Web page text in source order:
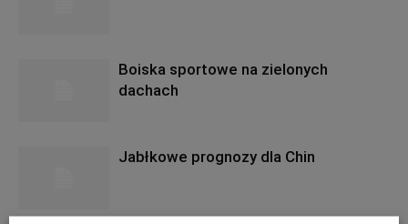
Boiska sportowe na zielonych
dachach
Jabłkowe prognozy dla Chin